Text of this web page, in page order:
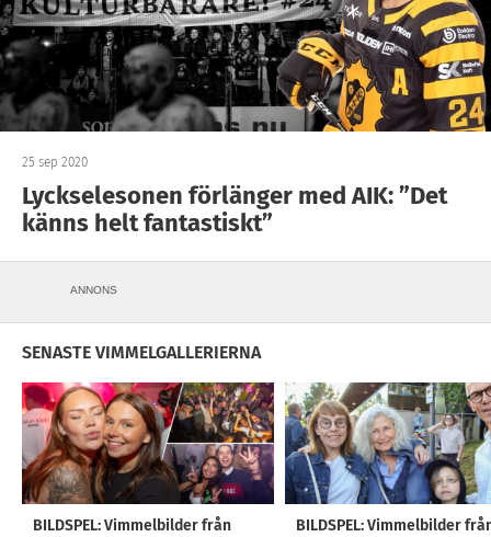
25 sep 2020
Lyckselesonen förlänger med AIK: ”Det
känns helt fantastiskt”
ANNONS
SENASTE VIMMELGALLERIERNA
BILDSPEL: Vimmelbilder från
BILDSPEL: Vimmelbilder